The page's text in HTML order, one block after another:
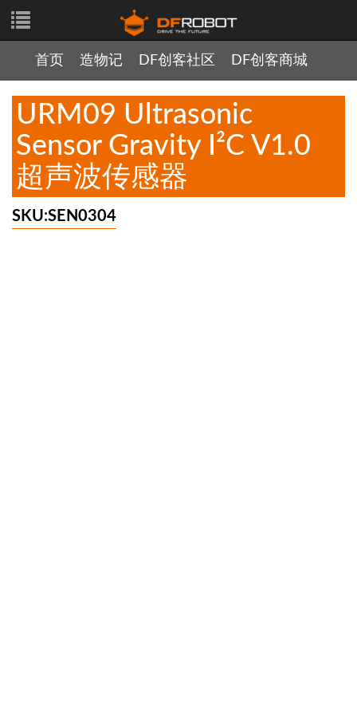
首页 造物记 DF创客社区 DF创客商城
URM09 Ultrasonic
Sensor Gravity I²C V1.0
超声波传感器
SKU:SEN0304